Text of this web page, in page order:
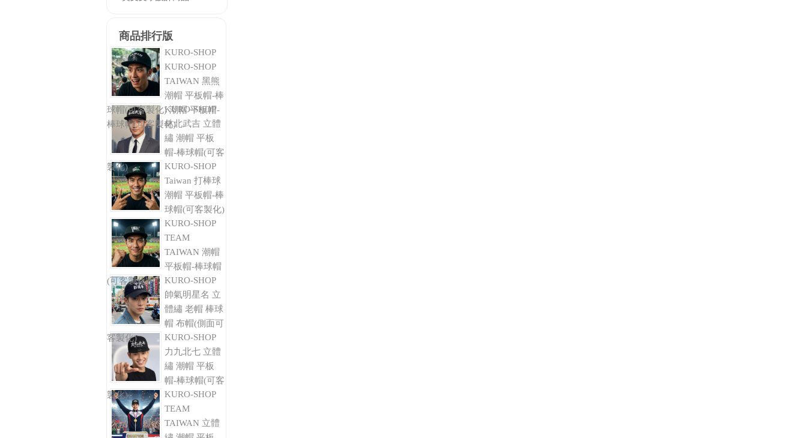
商品排行版
KURO-SHOP
KURO-SHOP
TAIWAN 黑熊
潮帽 平板帽-棒
球帽(可客製化) 潮帽 平板帽-
棒球帽(可客製化)
KURO-SHOP
林北武吉 立體
繡 潮帽 平板
帽-棒球帽(可客
製化)
KURO-SHOP
Taiwan 打棒球
潮帽 平板帽-棒
球帽(可客製化)
KURO-SHOP
TEAM
TAIWAN 潮帽
平板帽-棒球帽
(可客製化)
KURO-SHOP
帥氣明星名 立
體繡 老帽 棒球
帽 布帽(側面可
客製化)
KURO-SHOP
力九北七 立體
繡 潮帽 平板
帽-棒球帽(可客
製化)
KURO-SHOP
TEAM
TAIWAN 立體